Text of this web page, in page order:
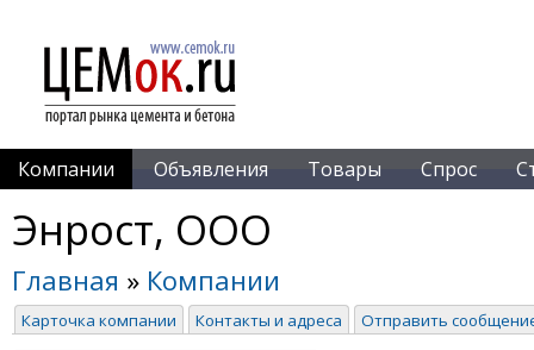
Компании Объявления Товары Спрос
Энрост, ООО
Главная » Компании
Карточка компании Контакты и адреса Отправить